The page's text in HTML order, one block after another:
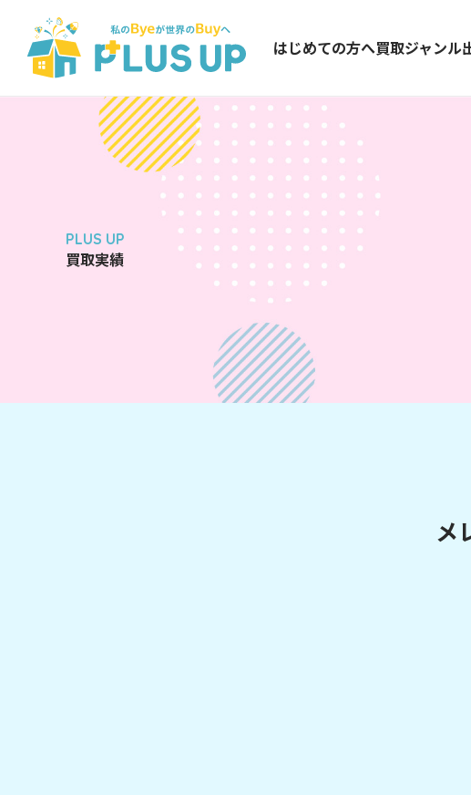
はじめての方へ買取ジャンル
PLUS UP
買取実績
メ